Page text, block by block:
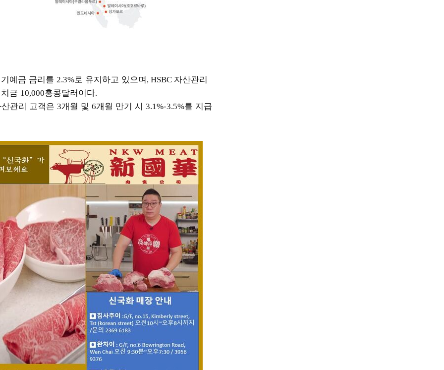
예금 금리를 2.3%로 유지하고 있으며, HSBC 자산관리
금 10,000홍콩달러이다.
관리 고객은 3개월 및 6개월 만기 시 3.1%-3.5%를 지급